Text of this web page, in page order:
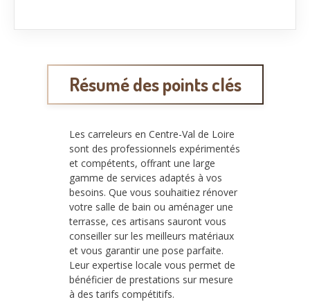
Résumé des points clés
Les carreleurs en Centre-Val de Loire
sont des professionnels expérimentés
et compétents, offrant une large
gamme de services adaptés à vos
besoins. Que vous souhaitiez rénover
votre salle de bain ou aménager une
terrasse, ces artisans sauront vous
conseiller sur les meilleurs matériaux
et vous garantir une pose parfaite.
Leur expertise locale vous permet de
bénéficier de prestations sur mesure
à des tarifs compétitifs.